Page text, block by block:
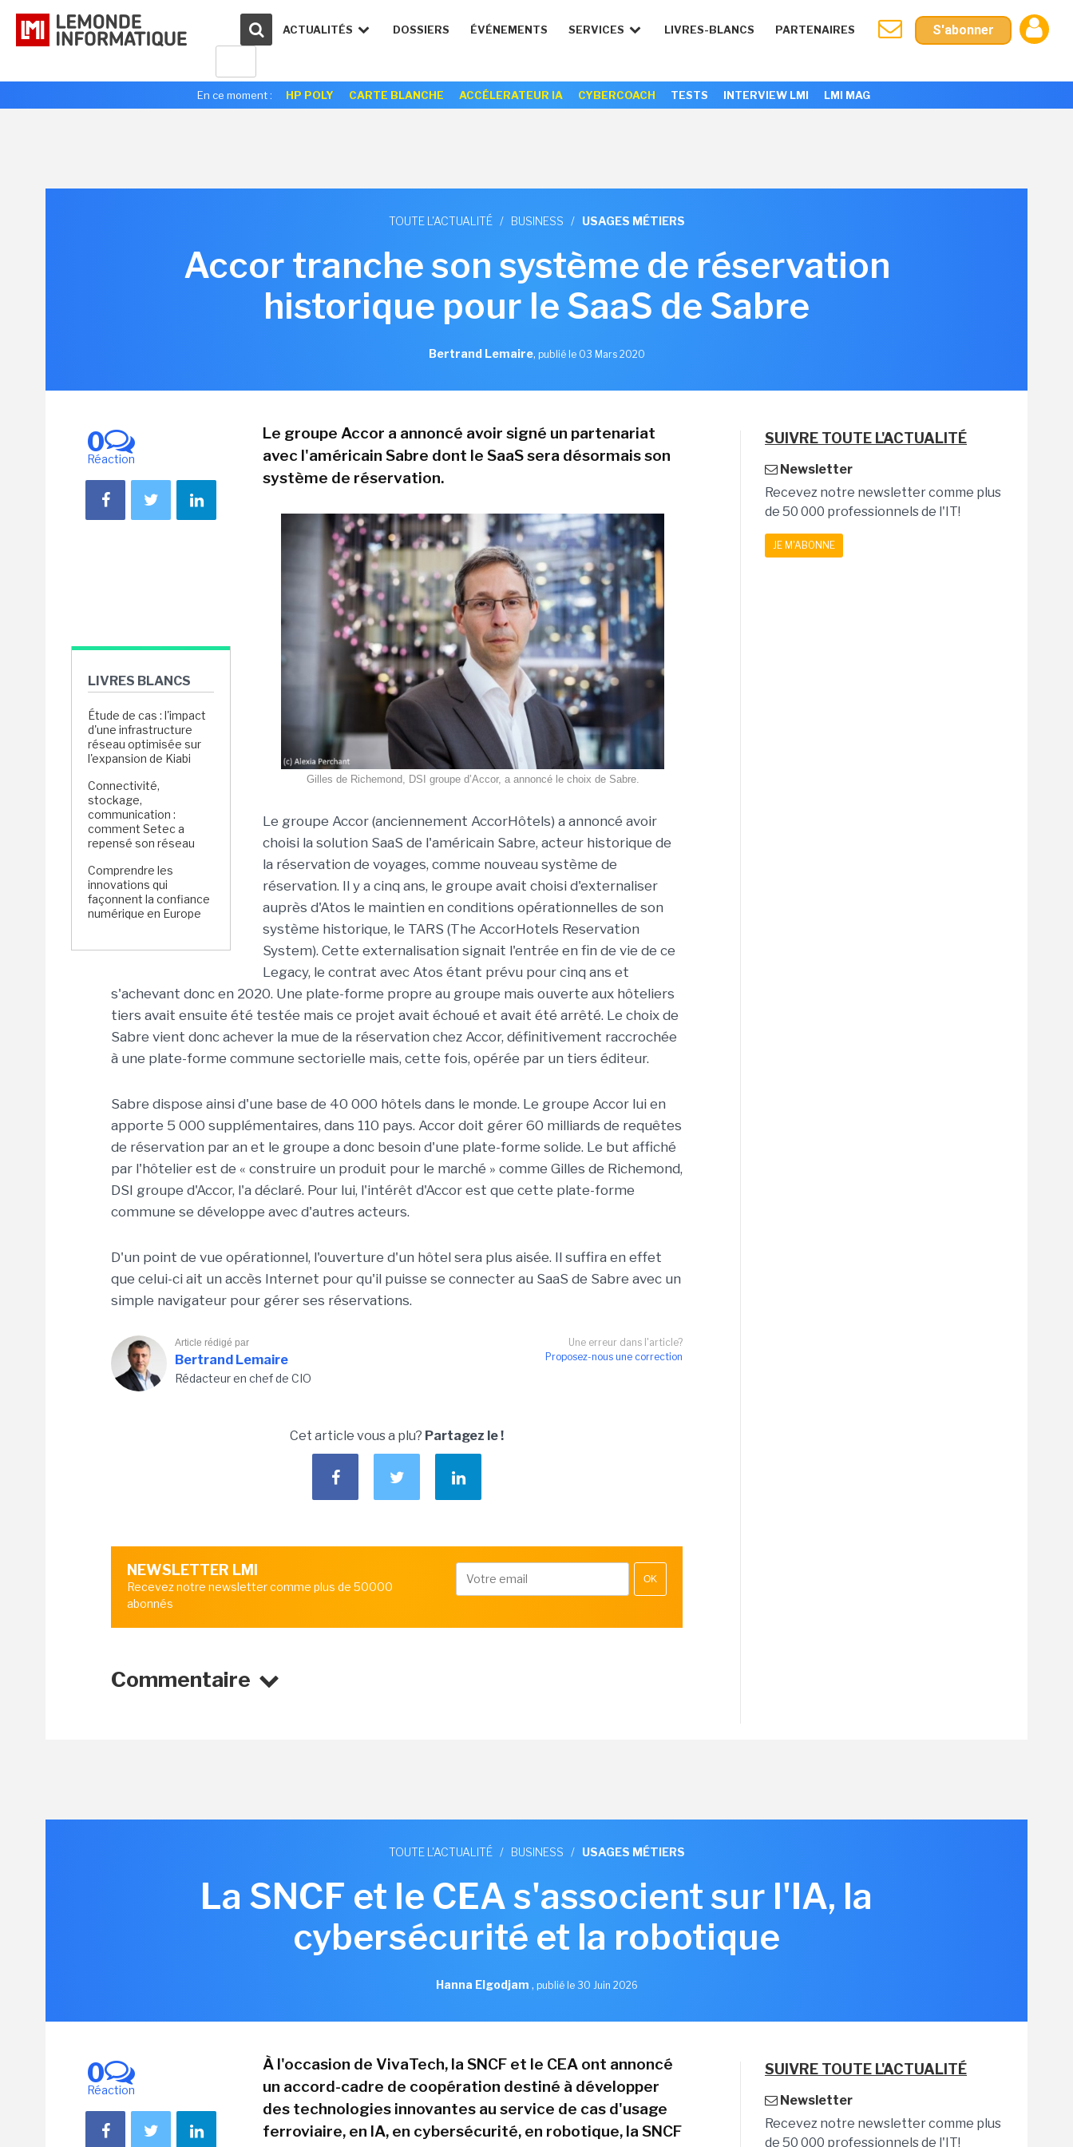
ACTUALITÉS DOSSIERS ÉVÉNEMENTS SERVICES LIVRES-BLANCS PARTENAIRES S'abonner
En ce moment : HP POLY CARTE BLANCHE ACCÉLERATEUR IA CYBERCOACH TESTS INTERVIEW LMI LMI MAG
TOUTE L'ACTUALITÉ / BUSINESS / USAGES MÉTIERS
Accor tranche son système de réservation
historique pour le SaaS de Sabre
Bertrand Lemaire, publié le 03 Mars 2020
0
Réaction
LIVRES BLANCS
Étude de cas : l'impact
d'une infrastructure
réseau optimisée sur
l'expansion de Kiabi
Connectivité,
stockage,
communication :
comment Setec a
repensé son réseau
Comprendre les
innovations qui
façonnent la confiance
numérique en Europe
Le groupe Accor a annoncé avoir signé un partenariat
avec l'américain Sabre dont le SaaS sera désormais son
système de réservation.
Gilles de Richemond, DSI groupe d’Accor, a annoncé le choix de Sabre.
Le groupe Accor (anciennement AccorHôtels) a annoncé avoir
choisi la solution SaaS de l'américain Sabre, acteur historique de
la réservation de voyages, comme nouveau système de
réservation. Il y a cinq ans, le groupe avait choisi d'externaliser
auprès d'Atos le maintien en conditions opérationnelles de son
système historique, le TARS (The AccorHotels Reservation
System). Cette externalisation signait l'entrée en fin de vie de ce
Legacy, le contrat avec Atos étant prévu pour cinq ans et
s'achevant donc en 2020. Une plate-forme propre au groupe mais ouverte aux hôteliers
tiers avait ensuite été testée mais ce projet avait échoué et avait été arrêté. Le choix de
Sabre vient donc achever la mue de la réservation chez Accor, définitivement raccrochée
à une plate-forme commune sectorielle mais, cette fois, opérée par un tiers éditeur.
Sabre dispose ainsi d'une base de 40 000 hôtels dans le monde. Le groupe Accor lui en
apporte 5 000 supplémentaires, dans 110 pays. Accor doit gérer 60 milliards de requêtes
de réservation par an et le groupe a donc besoin d'une plate-forme solide. Le but affiché
par l'hôtelier est de « construire un produit pour le marché » comme Gilles de Richemond,
DSI groupe d'Accor, l'a déclaré. Pour lui, l'intérêt d'Accor est que cette plate-forme
commune se développe avec d'autres acteurs.
D'un point de vue opérationnel, l'ouverture d'un hôtel sera plus aisée. Il suffira en effet
que celui-ci ait un accès Internet pour qu'il puisse se connecter au SaaS de Sabre avec un
simple navigateur pour gérer ses réservations.
Une erreur dans l'article?
Proposez-nous une correction
Article rédigé par
Bertrand Lemaire
Rédacteur en chef de CIO
Cet article vous a plu? Partagez le !
NEWSLETTER LMI
Recevez notre newsletter comme plus de 50000
abonnés
OK
Commentaire
SUIVRE TOUTE L'ACTUALITÉ
Newsletter
Recevez notre newsletter comme plus
de 50 000 professionnels de l'IT!
JE M'ABONNE
TOUTE L'ACTUALITÉ / BUSINESS / USAGES MÉTIERS
La SNCF et le CEA s'associent sur l'IA, la
cybersécurité et la robotique
Hanna Elgodjam , publié le 30 Juin 2026
0
Réaction
À l'occasion de VivaTech, la SNCF et le CEA ont annoncé
un accord-cadre de coopération destiné à développer
des technologies innovantes au service de cas d'usage
ferroviaire, en IA, en cybersécurité, en robotique, la SNCF
SUIVRE TOUTE L'ACTUALITÉ
Newsletter
Recevez notre newsletter comme plus
de 50 000 professionnels de l'IT!